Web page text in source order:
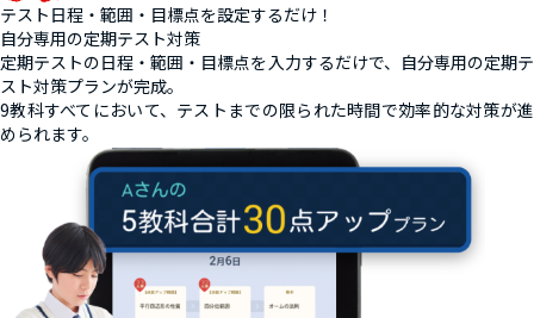
テスト日程・範囲・目標点を設定するだけ！
自分専用の定期テスト対策
定期テストの日程・範囲・目標点を入力するだけで、自分専用の定期テ
スト対策プランが完成。
9教科すべてにおいて、テストまでの限られた時間で効率的な対策が進
められます。